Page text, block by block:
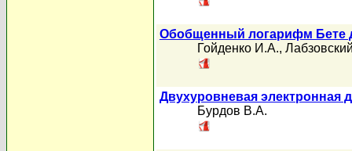
Обобщенный логарифм Бете
Гойденко И.А.,
Двухуровневая
Бурдов В.А.